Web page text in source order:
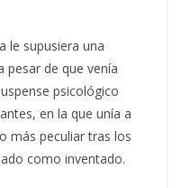
le supusiera una
de que venía
psicológico
en la que unía a
más peculiar tras los
como inventado.